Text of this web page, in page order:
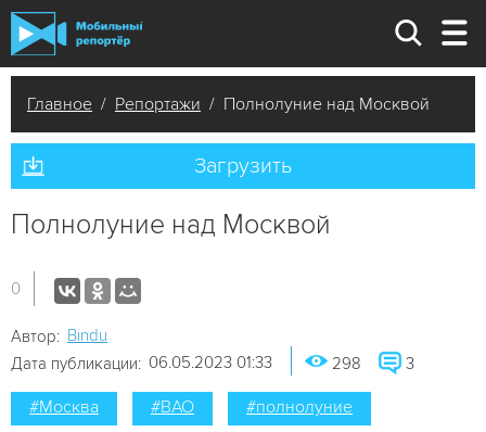
Главное / Репортажи / Полнолуние над Москвой
Загрузить
Полнолуние над Москвой
0
Автор: Bindu
Дата публикации: 06.05.2023 01:33 298 3
#Москва #ВАО #полнолуние